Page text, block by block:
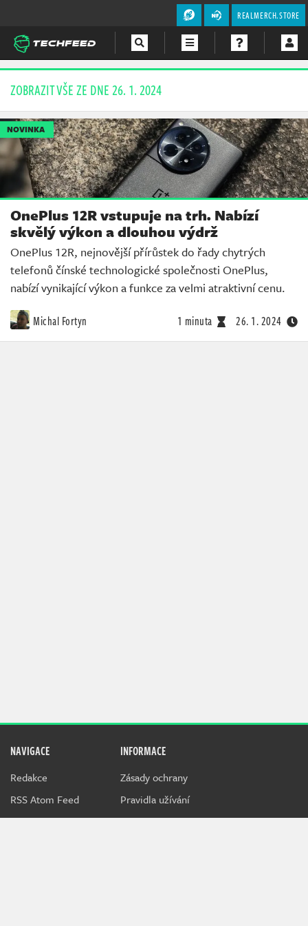
REALMERCH.STORE
Magazín
Videa
Soutěže
ZOBRAZIT VŠE ZE DNE 26. 1. 2024
NOVINKA
OnePlus 12R vstupuje na trh. Nabízí
skvělý výkon a dlouhou výdrž
OnePlus 12R, nejnovější přírůstek do řady chytrých
telefonů čínské technologické společnosti OnePlus,
nabízí vynikající výkon a funkce za velmi atraktivní cenu.
Michal Fortyn 1 minuta 26. 1. 2024
NAVIGACE
Redakce
RSS Atom Feed
INFORMACE
Zásady ochrany
Pravidla užívání